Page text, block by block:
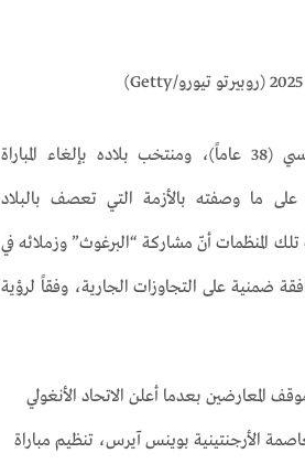
النجم الأرجنتيني ليونيل ميسي (38 عاماً)، ومنتخب بلاده بإلغاء المباراة
في إبريل/نيسان 2026، احتجاجاً على ما وصفته بالأزمة التي تعصف بالبلاد
المنظمات أنّ مشاركة “البرغوث” وزملائه في
ضمنية على التجاوزات الجارية، وفقاً لرؤية
المعارضين بعدما أعلن الاتحاد الأنغولي
الأرجنتينية بوينس آيرس، تنظيم مباراة